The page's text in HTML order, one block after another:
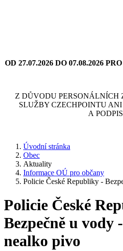
OD 27.07.2026 DO 07.08.2026
Z DŮVODU
SLUŽBY CZECHPOINTU
A
Úvodní stránka
Obec
Aktuality
Informace OÚ pro občany
Policie České Republiky -
Policie České
Bezpečně u
nealko pivo